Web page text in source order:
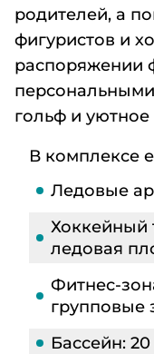
родителей, а
фигуристов и
распоряжении
гольф и
В комплексе
Ледовые
Хоккейный
ледовая
Фитнес-
групповые
Бассейн: